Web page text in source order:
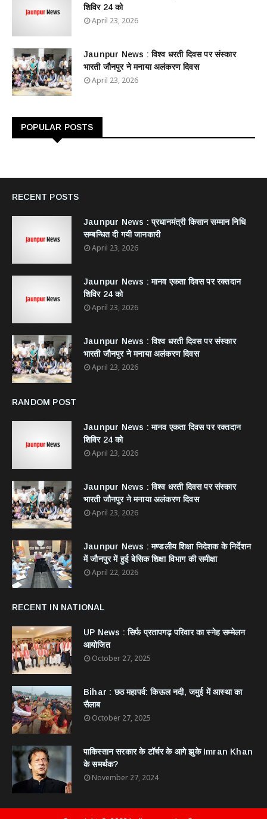
शिविर 24 को
April 23, 2026
Jaunpur News : विश्व धरती दिवस पर संस्कार
भारती जौनपुर ने मनाया अलंकरण दिवस
April 23, 2026
POPULAR POSTS
RECENT POSTS
Jaunpur News : ​प्रधानमंत्री किसान सम्मान निधि
सम्बन्धित दी गयी जानकारी
April 23, 2026
Jaunpur News : ​मानव एकता दिवस पर रक्तदान
शिविर 24 को
April 23, 2026
Jaunpur News : विश्व धरती दिवस पर संस्कार
भारती जौनपुर ने मनाया अलंकरण दिवस
April 23, 2026
RANDOM POST
Jaunpur News : ​मानव एकता दिवस पर रक्तदान
शिविर 24 को
April 23, 2026
Jaunpur News : विश्व धरती दिवस पर संस्कार
भारती जौनपुर ने मनाया अलंकरण दिवस
April 23, 2026
Jaunpur News : ​मण्डलीय शिक्षा निदेशक के निर्देशन
में जौनपुर में हुई बेसिक शिक्षा विभाग की समीक्षा
April 22, 2026
RECENT IN NATIONAL
UP News : सिर्फ प्रतापगढ़ परिवार का स्नेह सम्मेलन
आयोजित
October 27, 2025
Bihar : छठ महापर्व: किऊल नदी, जमुई में आस्था का
सैलाब
October 27, 2025
​पाकिस्तान सरकार के टॉर्चर के आगे झुके Imran Khan
के समर्थक?
November 27, 2024